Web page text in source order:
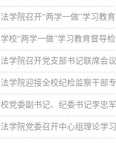
法学院召开“两学一做”学习教
学校“两学一做”学习教育督导
法学院召开党支部书记联席会议
法学院迎接全校纪检监察干部
校党委副书记、纪委书记李忠
法学院党委召开中心组理论学